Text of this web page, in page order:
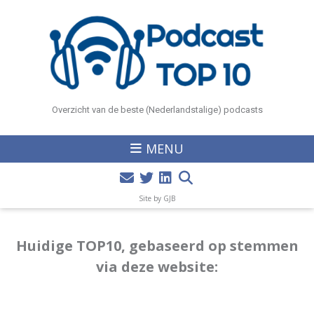
Overzicht van de beste (Nederlandstalige) podcasts
MENU
Site by GJB
Huidige TOP10, gebaseerd op stemmen
via deze website: